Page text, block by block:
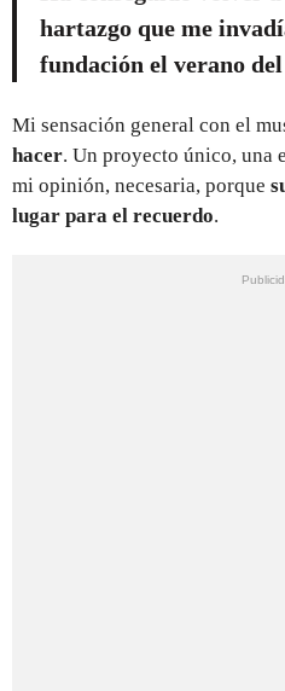
hartazgo que me
fundación el verano del
Mi sensación general con el
hacer. Un proyecto único, una
mi opinión, necesaria, porque
lugar para el recuerdo.